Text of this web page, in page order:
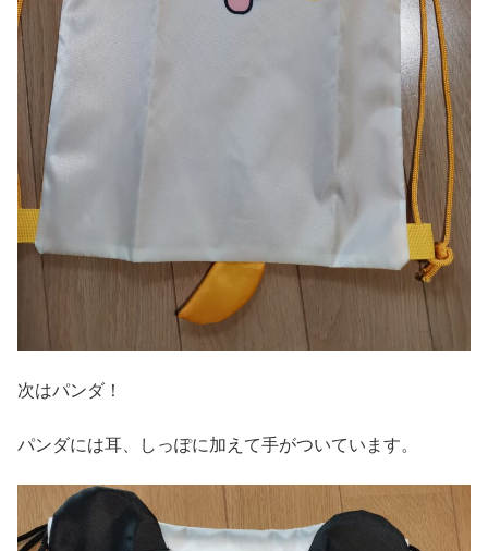
次はパンダ！
パンダには耳、しっぽに加えて手がついています。